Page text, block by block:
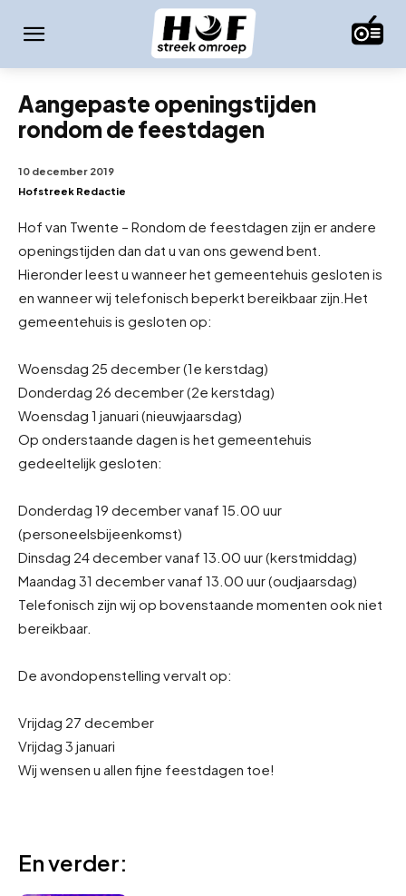
Aangepaste openingstijden
rondom de feestdagen
10 december 2019
Hofstreek Redactie
Hof van Twente – Rondom de feestdagen zijn er andere
openingstijden dan dat u van ons gewend bent.
Hieronder leest u wanneer het gemeentehuis gesloten is
en wanneer wij telefonisch beperkt bereikbaar zijn. Het
gemeentehuis is gesloten op:
Woensdag 25 december (1e kerstdag)
Donderdag 26 december (2e kerstdag)
Woensdag 1 januari (nieuwjaarsdag)
Op onderstaande dagen is het gemeentehuis
gedeeltelijk gesloten:
Donderdag 19 december vanaf 15.00 uur
(personeelsbijeenkomst)
Dinsdag 24 december vanaf 13.00 uur (kerstmiddag)
Maandag 31 december vanaf 13.00 uur (oudjaarsdag)
Telefonisch zijn wij op bovenstaande momenten ook niet
bereikbaar.
De avondopenstelling vervalt op:
Vrijdag 27 december
Vrijdag 3 januari
Wij wensen u allen fijne feestdagen toe!
En verder: